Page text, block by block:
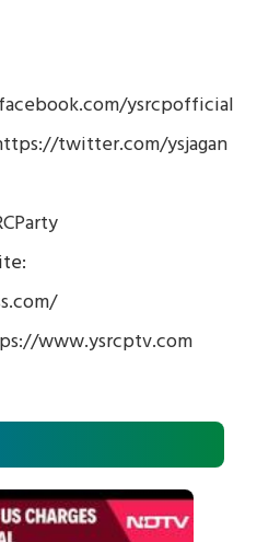
ysrcpofficial
twitter.com/ysjagan
www.ysrcptv.com